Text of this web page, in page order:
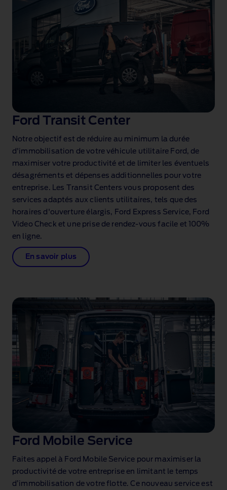
Ford Transit Center
Notre objectif est de réduire au minimum la durée
d'immobilisation de votre véhicule utilitaire Ford, de
maximiser votre productivité et de limiter les éventuels
désagréments et dépenses additionnelles pour votre
entreprise. Les Transit Centers vous proposent des
services adaptés aux clients utilitaires, tels que des
horaires d'ouverture élargis, Ford Express Service, Ford
Video Check et une prise de rendez‑vous facile et 100%
en ligne.
En savoir plus
Ford Mobile Service
Faites appel à Ford Mobile Service pour maximiser la
productivité de votre entreprise en limitant le temps
d’immobilisation de votre flotte. Ce nouveau service est